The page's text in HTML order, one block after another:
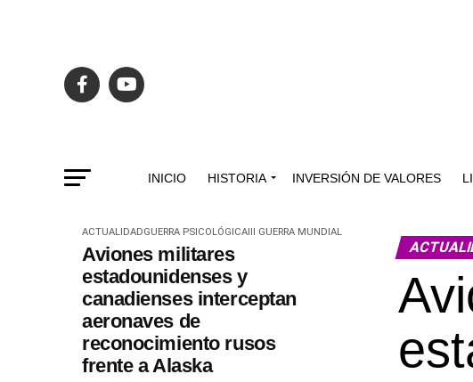
INICIO HISTORIA INVERSIÓN DE VALORES
ACTUALIDADGUERRA PSICOLÓGICAIII GUERRA MUNDIAL
Aviones militares
estadounidenses y
canadienses interceptan
aeronaves de
reconocimiento rusos
frente a Alaska